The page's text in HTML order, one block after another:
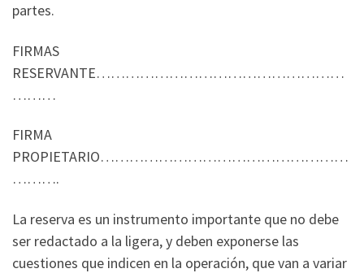
partes.
FIRMAS
RESERVANTE……………………………………………
………
FIRMA
PROPIETARIO……………………………………………
……….
La reserva es un instrumento importante que no debe
ser redactado a la ligera, y deben exponerse las
cuestiones que indicen en la operación, que van a variar